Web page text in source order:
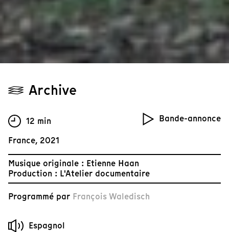
Archive
Bande-annonce
12 min
France, 2021
Musique originale : Etienne Haan
Production : L'Atelier documentaire
Programmé par François Waledisch
Espagnol